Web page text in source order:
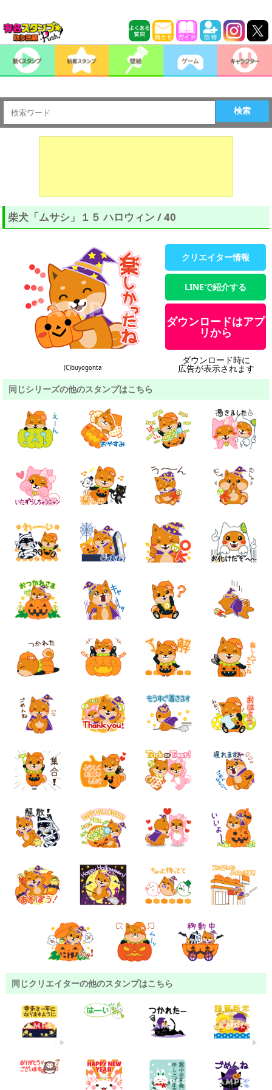
検索
柴犬「ムサシ」１５ ハロウィン / 40
(C)buyogonta
クリエイター情報
LINEで紹介する
ダウンロードはアプ
リから
ダウンロード時に
広告が表示されます
同じシリーズの他のスタンプはこちら
同じクリエイターの他のスタンプはこちら